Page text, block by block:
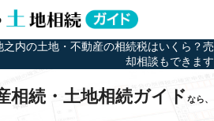
之内の土地・不動産の相続税はいくら？売
却相談もできます
相続・土地相続ガイドなら、